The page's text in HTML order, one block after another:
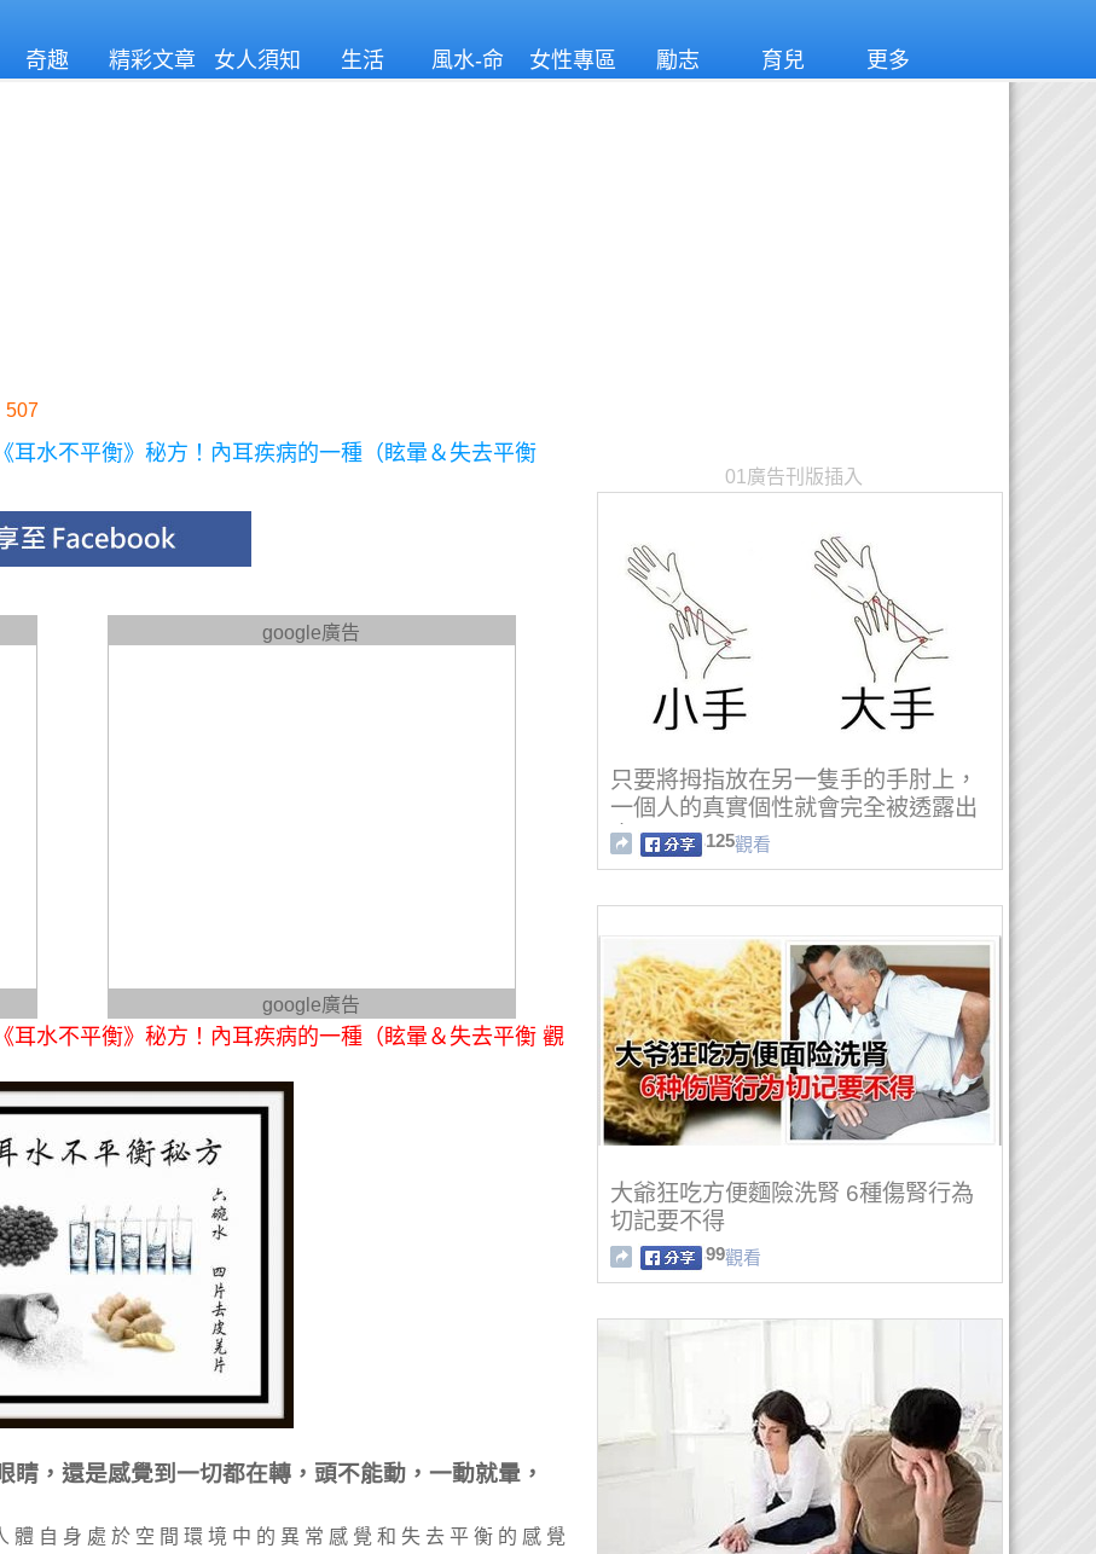
奇趣 精彩文章 女人須知 生活
風水-命
女性專區 勵志 育兒 更多
507
耳水不平衡》秘方！內耳疾病的一種（眩暈＆失去平衡
google廣告
google廣告
水不平衡》秘方！內耳疾病的一種（眩暈＆失去平衡 觀
，還是感覺到一切都在轉，頭不能動，一動就暈，
體 自 身 處 於 空 間 環 境 中 的 異 常 感 覺 和 失 去 平 衡 的 感 覺
01廣告刊版插入
只要將拇指放在另一隻手的手肘上，
一個人的真實個性就會完全被透露出
來！
125觀看
大爺狂吃方便麵險洗腎 6種傷腎行為
切記要不得
99觀看